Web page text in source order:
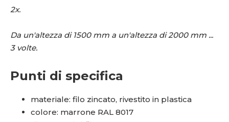
2x.
Da un'altezza di 1500 mm a un'altezza di 2000 mm ...
3 volte.
Punti di specifica
materiale: filo zincato, rivestito in plastica
colore: marrone RAL 8017